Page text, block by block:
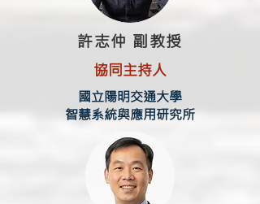
許志仲 副教授
協同主持人
國立陽明交通大學
智慧系統與應用研究所